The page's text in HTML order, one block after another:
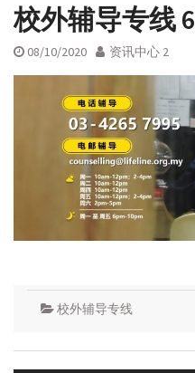
校外辅导专线 6
08/10/2020 资讯中心 2
校外辅导专线